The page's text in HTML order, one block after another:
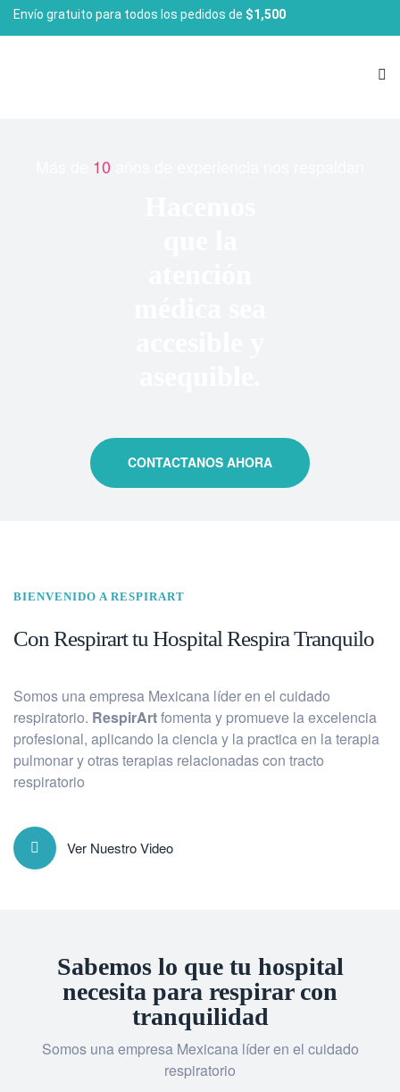
Envío gratuito para todos los pedidos de $1,500
10
CONTACTANOS AHORA
BIENVENIDO A RESPIRART
Con Respirart tu Hospital Respira Tranquilo
Somos una empresa Mexicana líder en el cuidado
respiratorio. RespirArtfomenta y promueve la excelencia
profesional, aplicando la ciencia y la practica en la terapia
pulmonar y otras terapias relacionadas con tracto
respiratorio
Ver Nuestro Video
Sabemos lo que tu hospital
necesita para respirar con
tranquilidad
Somos una empresa Mexicana líder en el cuidado
respiratorio